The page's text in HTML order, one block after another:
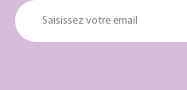
Saisissez votre email